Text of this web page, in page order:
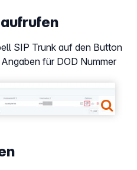
SIP Trunk auf den Button
für DOD Nummer